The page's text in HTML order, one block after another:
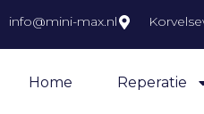
info@mini-max.nl
Home Reperatie